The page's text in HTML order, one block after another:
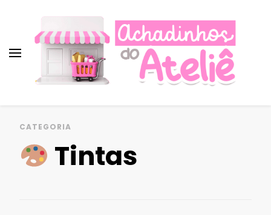
artesãs!
CATEGORIA
Tintas